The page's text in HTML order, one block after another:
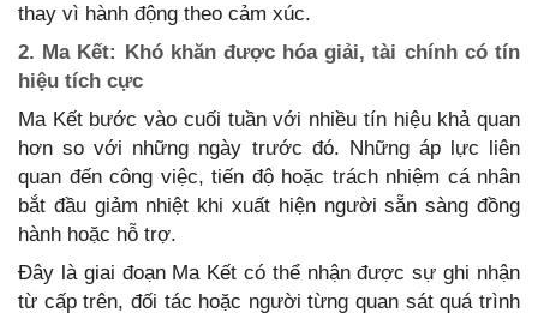
thay vì hành động theo cảm xúc.
2. Ma Kết: Khó khăn được hóa giải, tài chính có tín
hiệu tích cực
Ma Kết bước vào cuối tuần với nhiều tín hiệu khả quan
hơn so với những ngày trước đó. Những áp lực liên
quan đến công việc, tiến độ hoặc trách nhiệm cá nhân
bắt đầu giảm nhiệt khi xuất hiện người sẵn sàng đồng
hành hoặc hỗ trợ.
Đây là giai đoạn Ma Kết có thể nhận được sự ghi nhận
từ cấp trên, đối tác hoặc người từng quan sát quá trình